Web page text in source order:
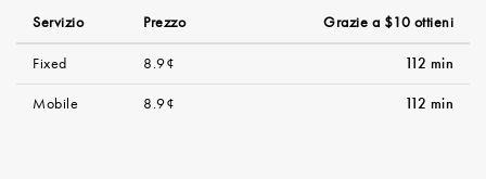
Servizio Prezzo Grazie a $10 ottieni
Fixed 8.9¢ 112 min
Mobile 8.9¢ 112 min